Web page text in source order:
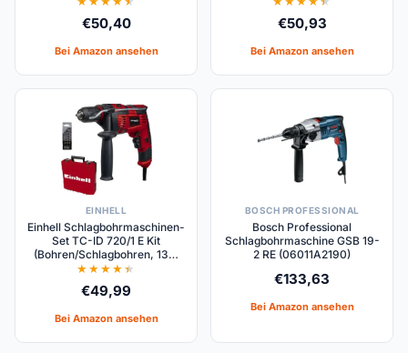
€50,40
Bei Amazon ansehen
€50,93
Bei Amazon ansehen
EINHELL
Einhell Schlagbohrmaschinen-
Set TC-ID 720/1 E Kit
(Bohren/Schlagbohren, 13…
€49,99
Bei Amazon ansehen
BOSCH PROFESSIONAL
Bosch Professional
Schlagbohrmaschine GSB 19-
2 RE (06011A2190)
€133,63
Bei Amazon ansehen